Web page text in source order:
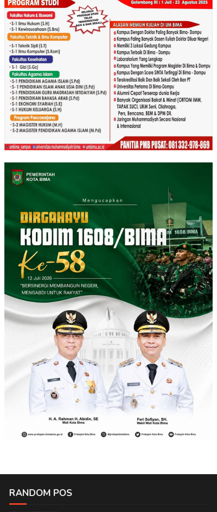
RANDOM POS